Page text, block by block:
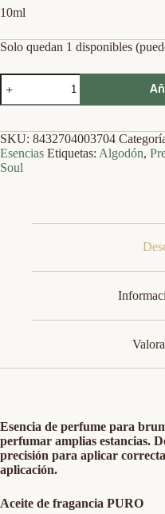
10ml
Solo quedan 1 disponibles
Algodón
Esencia
-
10ml
cantidad
SKU: 8432704003704
Esencias Etiquetas: Algodón,
Soul
Esencia de perfume para
perfumar amplias estancias.
precisión para aplicar
aplicación.
Aceite de fragancia PURO